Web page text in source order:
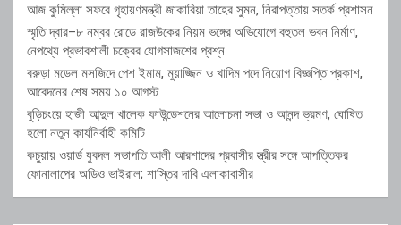
আজ কুমিল্লা সফরে গৃহায়ণমন্ত্রী জাকারিয়া তাহের সুমন, নিরাপত্তায় সতর্ক প্রশাসন
স্মৃতি দ্বার–৮ নম্বর রোডে রাজউকের নিয়ম ভঙ্গের অভিযোগে বহুতল ভবন নির্মাণ,
নেপথ্যে প্রভাবশালী চক্রের যোগসাজশের প্রশ্ন
বরুড়া মডেল মসজিদে পেশ ইমাম, মুয়াজ্জিন ও খাদিম পদে নিয়োগ বিজ্ঞপ্তি প্রকাশ,
আবেদনের শেষ সময় ১০ আগস্ট
বুড়িচংয়ে হাজী আব্দুল খালেক ফাউন্ডেশনের আলোচনা সভা ও আনন্দ ভ্রমণ, ঘোষিত
হলো নতুন কার্যনির্বাহী কমিটি
কচুয়ায় ওয়ার্ড যুবদল সভাপতি আলী আরশাদের প্রবাসীর স্ত্রীর সঙ্গে আপত্তিকর
ফোনালাপের অডিও ভাইরাল; শাস্তির দাবি এলাকাবাসীর